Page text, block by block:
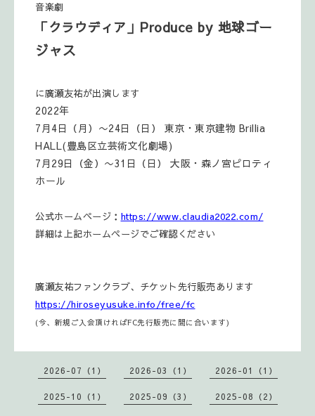
音楽劇
「クラウディア 」Produce by 地球ゴー
ジャス
に廣瀬友祐が出演します
2022年
7月4日（月）〜24日（日） 東京・東京建物 Brillia
HALL(豊島区立芸術文化劇場)
7月29日（金）〜31日（日） 大阪・森ノ宮ピロティ
ホール
公式ホームページ： https://www.claudia2022.com/
詳細は上記ホームページでご確認ください
廣瀬友祐ファンクラブ、チケット先行販売あります
https://hiroseyusuke.info/free/fc
(今、新規ご入会頂ければFC先行販売に間に合います)
2026-07（1） 2026-03（1） 2026-01（1）
2025-10（1） 2025-09（3） 2025-08（2）